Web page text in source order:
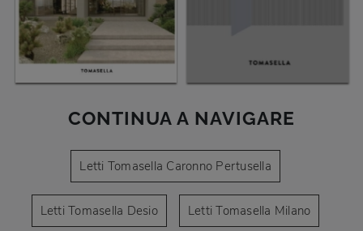
CONTINUA A NAVIGARE
Letti Tomasella Caronno Pertusella
Letti Tomasella Desio Letti Tomasella Milano